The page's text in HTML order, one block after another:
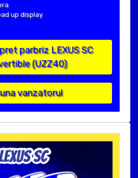
up display
parbriz LEXUS SC
(UZZ40)
vanzatorul